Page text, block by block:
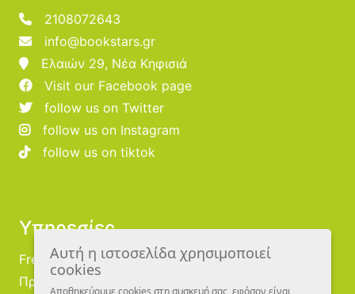
2108072643
info@bookstars.gr
Ελαιών 29, Νέα Κηφισιά
Visit our Facebook page
follow us on Twitter
follow us on Instagram
follow us on tiktok
Υπηρεσίες
Free Publishing
Προμηθευτές
Αυτή η ιστοσελίδα χρησιμοποιεί
cookies
Αποθηκεύουμε cookies στη συσκευή σας, εφόσον είναι